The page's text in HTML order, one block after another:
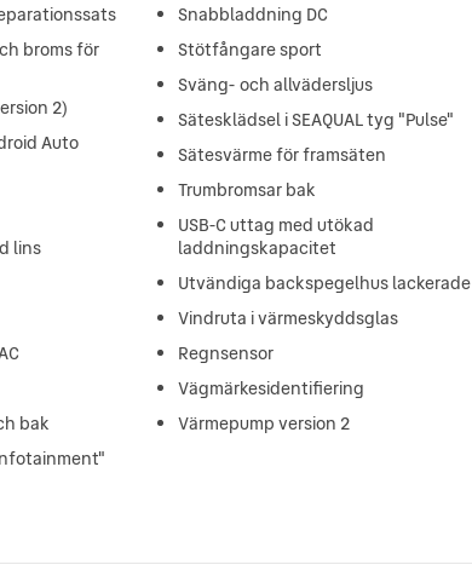
broms för
2)
Auto
lins
bak
Snabbladdning DC
Stötfångare sport
Sväng- och allvädersljus
Sätesklädsel i SEAQUAL tyg "Pulse"
Sätesvärme för framsäten
Trumbromsar bak
USB-C uttag med utökad
laddningskapacitet
Utvändiga backspegelhus lackerade
Vindruta i värmeskyddsglas
Regnsensor
Vägmärkesidentifiering
Värmepump version 2